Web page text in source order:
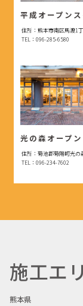
平成オープン
住所：熊本市南区馬渡1
TEL：096-285-6580
光の森オープ
住所：菊池郡菊陽町光の
TEL：096-234-7602
施工エ
熊本県